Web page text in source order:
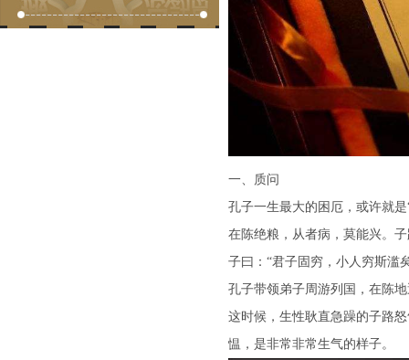
一、质问
孔子一生最大的困厄，或许就
在陈绝粮，从者病，莫能兴。
子曰：“君子固穷，小人穷斯滥
孔子带领弟子周游列国，在陈
这时候，生性耿直急躁的子路
愠，是非常非常生气的样子。